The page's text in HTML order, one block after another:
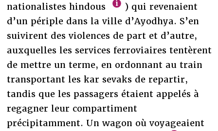
nationalistes hindous
) qui revenaient
d’un périple dans la ville d’Ayodhya. S’en
suivirent des violences de part et d’autre,
auxquelles les services ferroviaires tentèrent
de mettre un terme, en ordonnant au train
transportant les kar sevaks de repartir,
tandis que les passagers étaient appelés à
regagner leur compartiment
précipitamment. Un wagon où voyageaient